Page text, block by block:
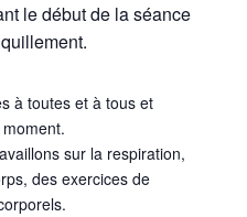
le début de la séance
à toutes et à tous et
sur la respiration,
des exercices de